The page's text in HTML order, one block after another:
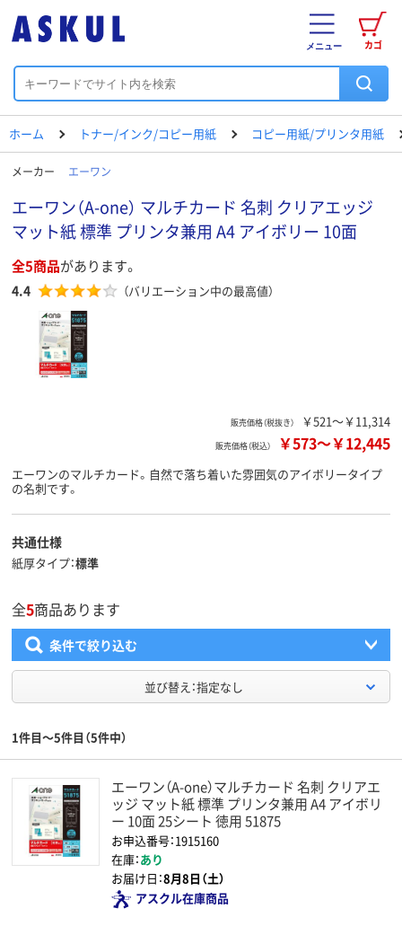
カゴ
メニュー
ホーム トナー/インク/コピー用紙 コピー用紙/プリンタ用紙
メーカー エーワン
エーワン（A-one） マルチカード 名刺 クリアエッジ
マット紙 標準 プリンタ兼用 A4 アイボリー 10面
全5商品があります。
4.4 （バリエーション中の最高値）
販売価格（税抜き） ￥521～￥11,314
販売価格（税込） ￥573～￥12,445
エーワンのマルチカード。自然で落ち着いた雰囲気のアイボリータイプ
の名刺です。
共通仕様
紙厚タイプ 標準
全5商品あります
条件で絞り込む
並び替え：指定なし
1件目～5件目（5件中）
エーワン（A-one）マルチカード 名刺 クリアエ
ッジ マット紙 標準 プリンタ兼用 A4 アイボリ
ー 10面 25シート 徳用 51875
お申込番号：1915160
在庫：あり
お届け日：8月8日（土）
アスクル在庫商品